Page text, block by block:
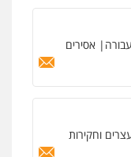
אסירים
וחקירות